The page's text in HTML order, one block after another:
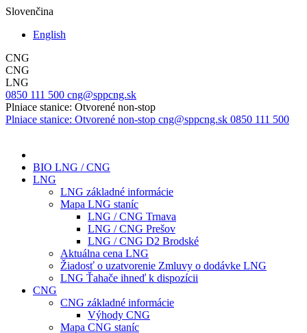
Slovenčina
English
CNG
CNG
LNG
0850 111 500 cng@sppcng.sk
Plniace stanice: Otvorené non-stop
Plniace stanice: Otvorené non-stop cng@sppcng.sk 0850 111 500
BIO LNG / CNG
LNG
LNG základné informácie
Mapa LNG staníc
LNG / CNG Trnava
LNG / CNG Prešov
LNG / CNG D2 Brodské
Aktuálna cena LNG
Žiadosť o uzatvorenie Zmluvy o dodávke LNG
LNG Ťahače ihneď k dispozícii
CNG
CNG základné informácie
Výhody CNG
Mapa CNG staníc